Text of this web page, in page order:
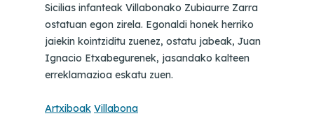
Sicilias infanteak Villabonako Zubiaurre Zarra
ostatuan egon zirela. Egonaldi honek herriko
jaiekin kointziditu zuenez, ostatu jabeak, Juan
Ignacio Etxabegurenek, jasandako kalteen
erreklamazioa eskatu zuen.
Artxiboak Villabona